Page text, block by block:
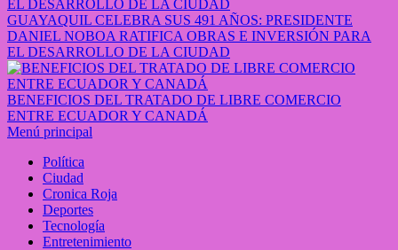
GUAYAQUIL CELEBRA SUS 491 AÑOS: PRESIDENTE
DANIEL NOBOA RATIFICA OBRAS E INVERSIÓN PARA
EL DESARROLLO DE LA CIUDAD
BENEFICIOS DEL TRATADO DE LIBRE COMERCIO
ENTRE ECUADOR Y CANADÁ
Menú principal
Política
Ciudad
Cronica Roja
Deportes
Tecnología
Entretenimiento